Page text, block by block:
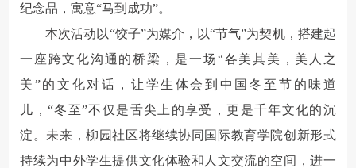
纪念品，寓意“马到成功”。
本次活动以“饺子”为媒介，以“节气”为契机，搭建起
一座跨文化沟通的桥梁，是一场“各美其美，美人之
美”的文化对话，让学生体会到中国冬至节的味道
儿，“冬至”不仅是舌尖上的享受，更是千年文化的沉
淀。未来，柳园社区将继续协同国际教育学院创新形式
持续为中外学生提供文化体验和人文交流的空间，进一